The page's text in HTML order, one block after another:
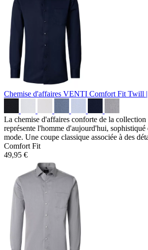
Chemise d'affaires VENTI Comfort Fit Twill
La chemise d'affaires conforte de la
représente l'homme d'aujourd'hui, sophistiqué
mode. Une coupe classique associée à des
Comfort Fit
49,95 €